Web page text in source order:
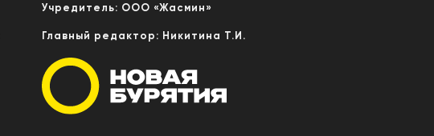
Учредитель: ООО «Жасмин»
Главный редактор: Никитина Т.И.